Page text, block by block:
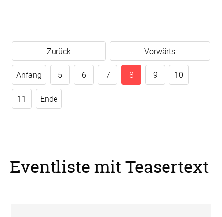
Zurück Vorwärts
Anfang 5 6 7 8 9 10
11 Ende
Eventliste mit Teasertext